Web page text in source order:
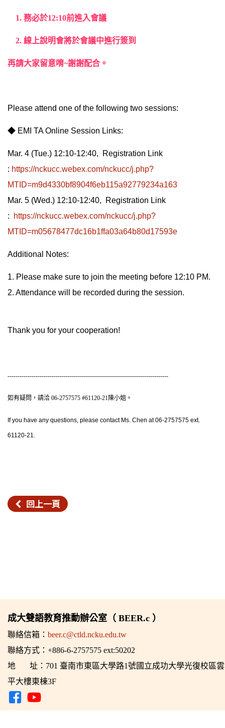
1. 務必於12:10前進入會議
2. 線上說明會將於會議中進行簽到
再請大家留意唷~謝謝配合。
Please attend one of the following two sessions:
◆ EMI TA Online Session Links:
Mar. 4 (Tue.) 12:10-12:40,
Registration Link
: https://nckucc.webex.com/nckucc/j.php?
MTID=m9d4330bf8904f6eb115a92779234a163
Mar. 5 (Wed.) 12:10-12:40,
Registration Link
:
https://nckucc.webex.com/nckucc/j.php?
MTID=m05678477dc16b1ffa03a64b80d17593e
Additional Notes:
1. Please make sure to join the meeting before 12:10 PM.
2. Attendance will be recorded during the session.
Thank you for your cooperation!
--------------------------------------------------------------------------------
如有疑問，請洽 06-2757575 #61120-21陳小姐。
If you have any questions, please contact Ms. Chen at 06-2757575 ext.
61120-21.
回上一頁
成大雙語教育推動辦公室（ BEER.c ）
聯絡信箱： beer.c@ctld.ncku.edu.tw
聯絡方式：+886-6-2757575 ext:50202
地 址：701 臺南市東區大學路1號國立成功大學光復校區雲
平大樓東棟3F